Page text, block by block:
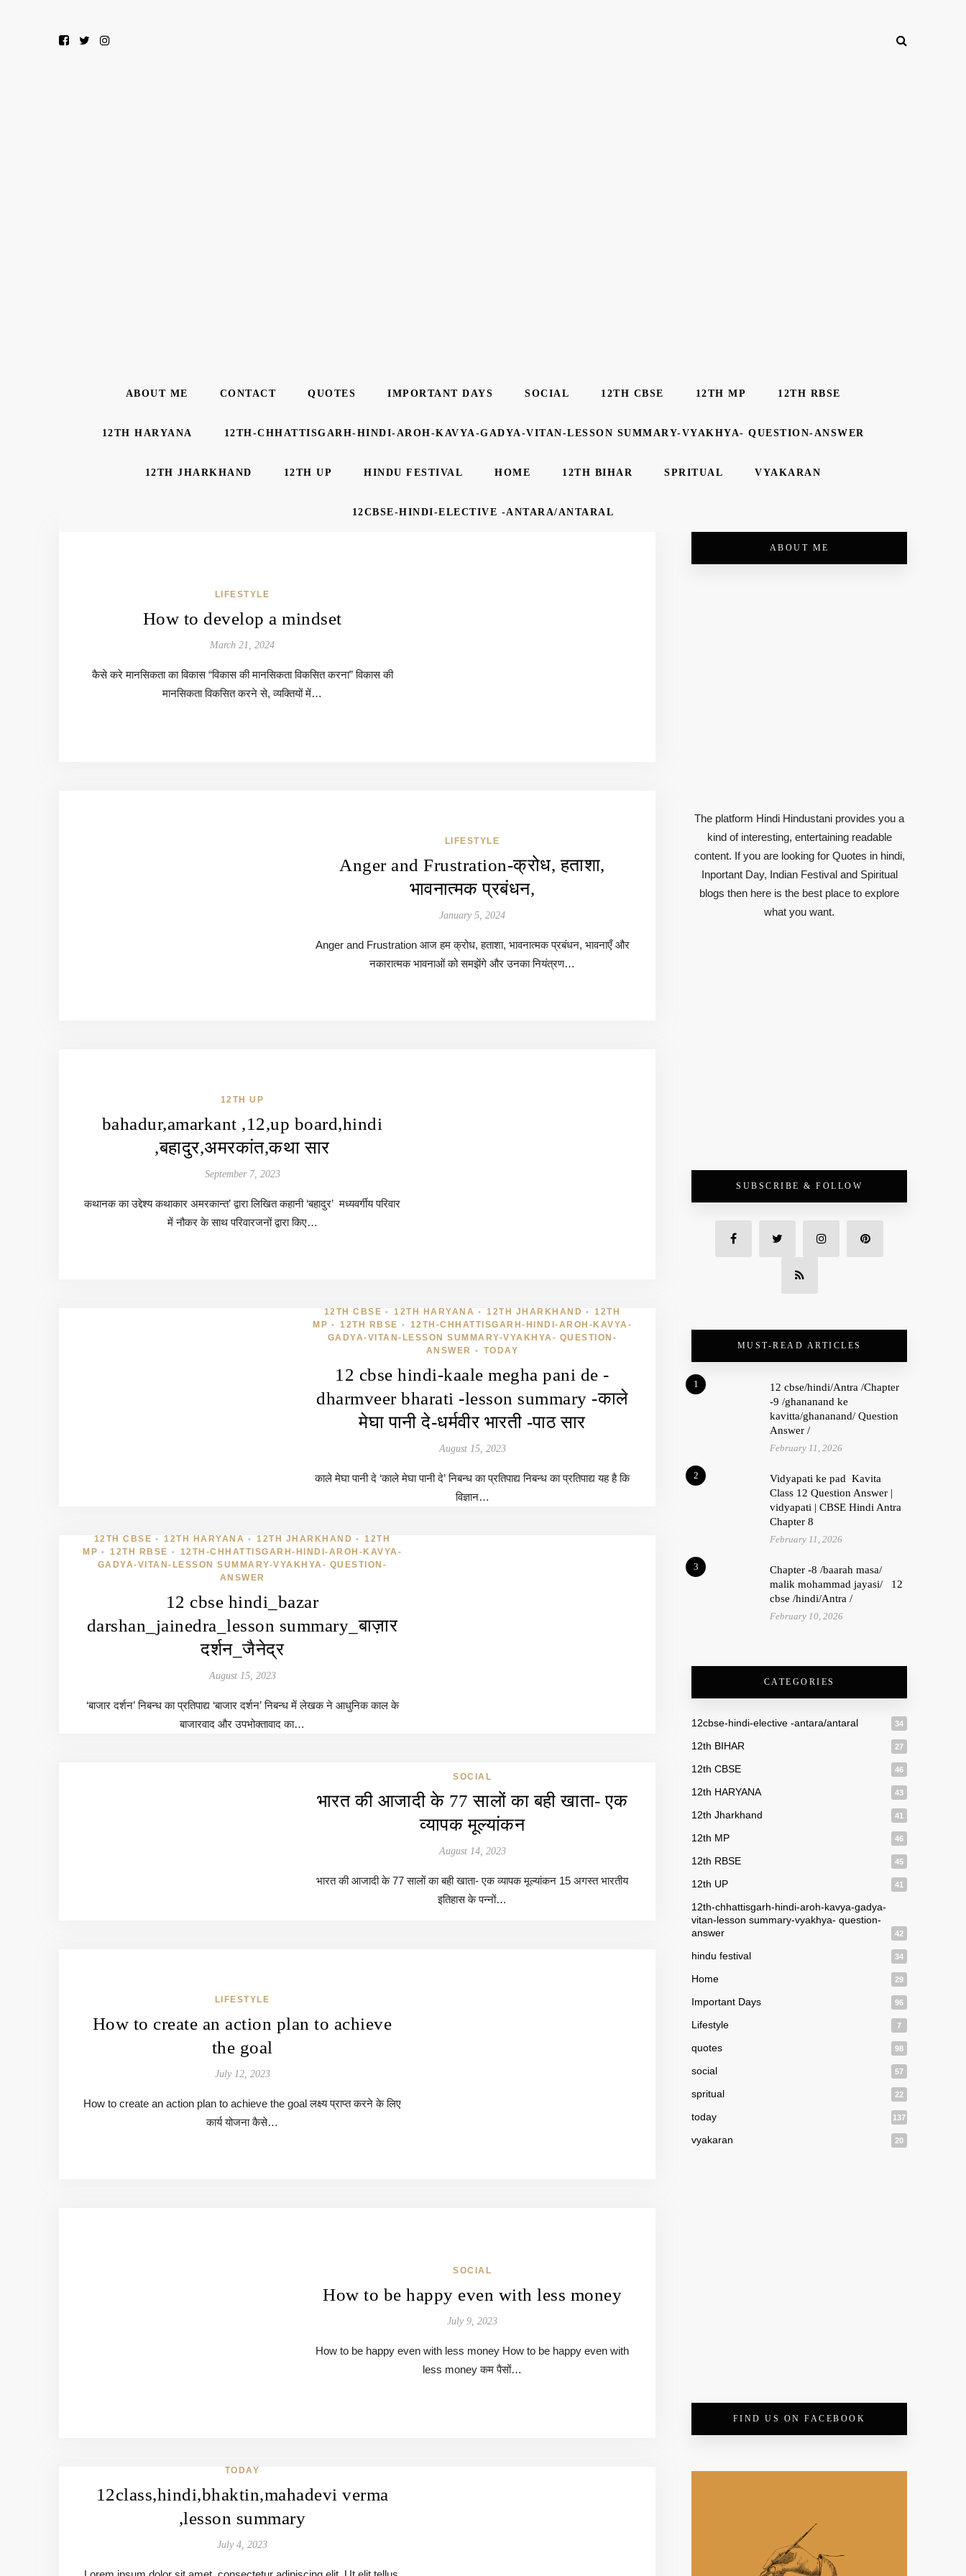
ABOUT ME CONTACT QUOTES IMPORTANT DAYS SOCIAL 12TH CBSE 12TH MP 12TH RBSE
12TH HARYANA 12TH-CHHATTISGARH-HINDI-AROH-KAVYA-GADYA-VITAN-LESSON SUMMARY-VYAKHYA- QUESTION-ANSWER
12TH JHARKHAND 12TH UP HINDU FESTIVAL HOME 12TH BIHAR SPRITUAL VYAKARAN
12CBSE-HINDI-ELECTIVE -ANTARA/ANTARAL
LIFESTYLE
How to develop a mindset
March 21, 2024
कैसे करे मानसिकता का विकास “विकास की मानसिकता विकसित करना” विकास की
मानसिकता विकसित करने से, व्यक्तियों में…
LIFESTYLE
Anger and Frustration-क्रोध, हताशा,
भावनात्मक प्रबंधन,
January 5, 2024
Anger and Frustration आज हम क्रोध, हताशा, भावनात्मक प्रबंधन, भावनाएँ और
नकारात्मक भावनाओं को समझेंगे और उनका नियंत्रण…
12TH UP
bahadur,amarkant ,12,up board,hindi
,बहादुर,अमरकांत,कथा सार
September 7, 2023
कथानक का उद्देश्य कथाकार अमरकान्त’ द्वारा लिखित कहानी ‘बहादुर’ मध्यवर्गीय परिवार
में नौकर के साथ परिवारजनों द्वारा किए…
12TH CBSE • 12TH HARYANA • 12TH JHARKHAND •
12TH
MP • 12TH RBSE •
12TH-CHHATTISGARH-HINDI-AROH-KAVYA-
GADYA-VITAN-LESSON SUMMARY-VYAKHYA- QUESTION-
ANSWER
• TODAY
12 cbse hindi-kaale megha pani de -
dharmveer bharati -lesson summary -काले
मेघा पानी दे-धर्मवीर भारती -पाठ सार
August 15, 2023
काले मेघा पानी दे ‘काले मेघा पानी दे’ निबन्ध का प्रतिपाद्य निबन्ध का प्रतिपाद्य यह है कि
विज्ञान…
12TH CBSE • 12TH HARYANA • 12TH JHARKHAND •
12TH
MP • 12TH RBSE •
12TH-CHHATTISGARH-HINDI-AROH-KAVYA-
GADYA-VITAN-LESSON SUMMARY-VYAKHYA- QUESTION-
ANSWER
12 cbse hindi_bazar
darshan_jainedra_lesson summary_बाज़ार
दर्शन_जैनेद्र
August 15, 2023
‘बाजार दर्शन’ निबन्ध का प्रतिपाद्य ‘बाजार दर्शन’ निबन्ध में लेखक ने आधुनिक काल के
बाजारवाद और उपभोक्तावाद का…
SOCIAL
भारत की आजादी के 77 सालों का बही खाता- एक
व्यापक मूल्यांकन
August 14, 2023
भारत की आजादी के 77 सालों का बही खाता- एक व्यापक मूल्यांकन 15 अगस्त भारतीय
इतिहास के पन्नों…
LIFESTYLE
How to create an action plan to achieve
the goal
July 12, 2023
How to create an action plan to achieve the goal लक्ष्य प्राप्त करने के लिए
कार्य योजना कैसे…
SOCIAL
How to be happy even with less money
July 9, 2023
How to be happy even with less money How to be happy even with
less money कम पैसों…
TODAY
12class,hindi,bhaktin,mahadevi verma
,lesson summary
July 4, 2023
ABOUT ME
The platform Hindi Hindustani provides you a
kind of interesting, entertaining readable
content. If you are looking for Quotes in hindi,
Inportant Day, Indian Festival and Spiritual
blogs then here is the best place to explore
what you want.
SUBSCRIBE & FOLLOW
MUST-READ ARTICLES
1
12 cbse/hindi/Antra /Chapter
-9 /ghananand ke
kavitta/ghananand/ Question
Answer /
February 11, 2026
2
Vidyapati ke pad Kavita
Class 12 Question Answer |
vidyapati | CBSE Hindi Antra
Chapter 8
February 11, 2026
3
Chapter -8 /baarah masa/
malik mohammad jayasi/ 12
cbse /hindi/Antra /
February 10, 2026
CATEGORIES
12cbse-hindi-elective -antara/antaral 34
12th BIHAR 27
12th CBSE 46
12th HARYANA 43
12th Jharkhand 41
12th MP 46
12th RBSE 45
12th UP 41
12th-chhattisgarh-hindi-aroh-kavya-gadya-
vitan-lesson summary-vyakhya- question-
answer
42
hindu festival 34
Home 29
Important Days 96
Lifestyle 7
quotes 98
social 57
spritual 22
today 137
vyakaran 20
FIND US ON FACEBOOK